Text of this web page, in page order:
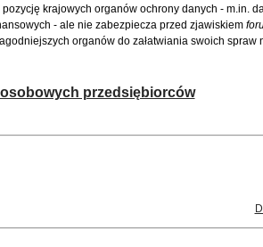
krajowych organów ochrony danych - m.in.
- ale nie zabezpiecza przed zjawiskiem
organów do załatwiania swoich spraw
przedsiębiorców